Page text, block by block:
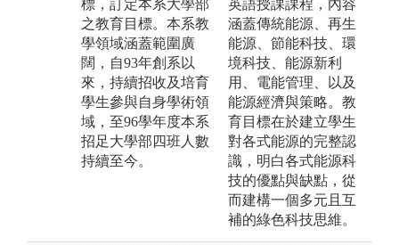
標，訂定本系大學部
之教育目標。本系教
學領域涵蓋範圍廣
闊，自93年創系以
來，持續招收及培育
學生參與自身學術領
域，至96學年度本系
招足大學部四班人數
持續至今。
英語授課課程，內容
涵蓋傳統能源、再生
能源、節能科技、環
境科技、能源新利
用、電能管理、以及
能源經濟與策略。教
育目標在於建立學生
對各式能源的完整認
識，明白各式能源科
技的優點與缺點，從
而建構一個多元且互
補的綠色科技思維。